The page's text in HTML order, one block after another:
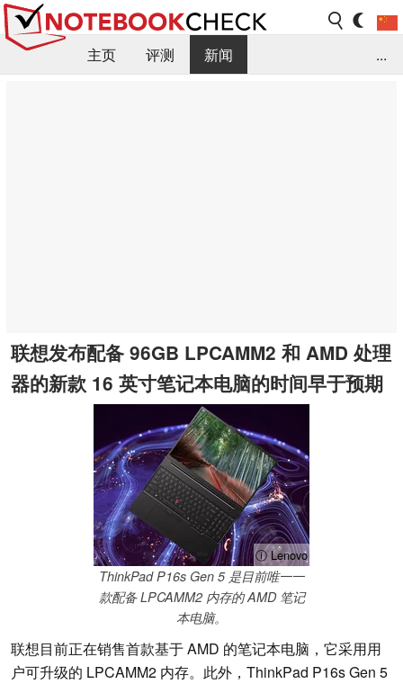
主页 评测
新闻
...
联想发布配备 96GB LPCAMM2 和 AMD 处理
器的新款 16 英寸笔记本电脑的时间早于预期
ⓘ Lenovo
ThinkPad P16s Gen 5 是目前唯一一
款配备 LPCAMM2 内存的 AMD 笔记
本电脑。
联想目前正在销售首款基于 AMD 的笔记本电脑，它采用用
户可升级的 LPCAMM2 内存。此外，ThinkPad P16s Gen 5